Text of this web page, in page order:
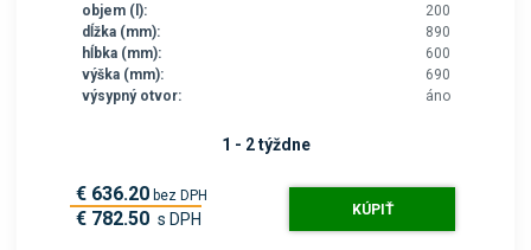
objem (l):
200
dĺžka (mm):
890
hĺbka (mm):
600
výška (mm):
690
výsypný otvor:
áno
1 - 2 týždne
€ 636.20 bez DPH
€ 782.50 s DPH KÚPIŤ